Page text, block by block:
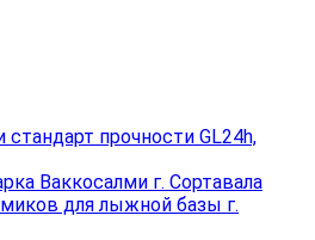
прочности GL24h,
Ваккосалми г. Сортавала
для лыжной базы г.